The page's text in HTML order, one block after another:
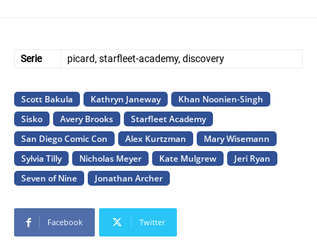
Serie picard, starfleet-academy, discovery
Scott Bakula Kathryn Janeway
Khan Noonien-Singh
Sisko
Avery Brooks
Starfleet Academy
San Diego Comic Con
Alex Kurtzman
Mary Wisemann
Sylvia Tilly
Nicholas Meyer Kate Mulgrew
Jeri Ryan
Seven of Nine
Jonathan Archer
Facebook Twitter